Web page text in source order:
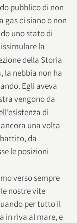
pubblico di non
gas ci siano o non
uno stato di
la
della Storia
la nebbia non ha
Egli aveva
vengono da
di
una volta
da
le posizioni
verso sempre
nostre vite
per tutto il
in riva al mare, e